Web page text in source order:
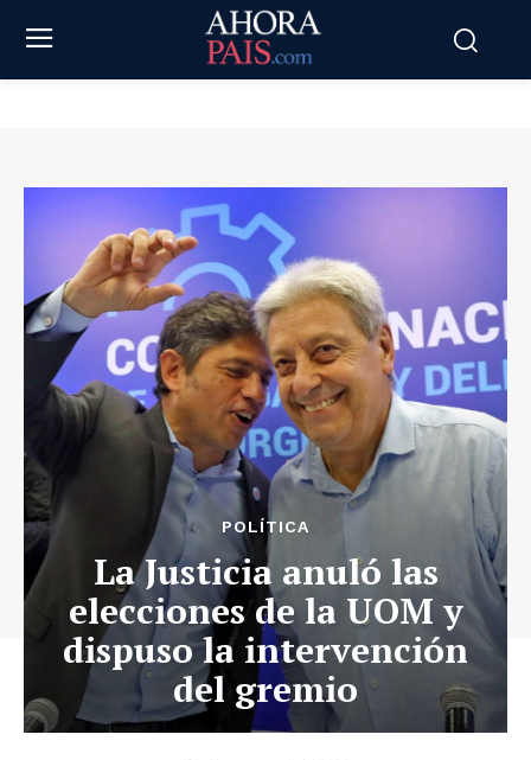
POLÍTICA
La Justicia anuló las
elecciones de la UOM y
dispuso la intervención
del gremio